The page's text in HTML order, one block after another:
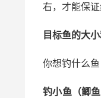
右，才能保证
目标鱼的大
你想钓什么鱼
钓小鱼（鲫